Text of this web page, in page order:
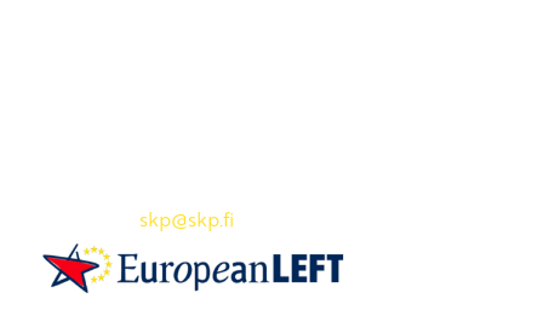
skp@skp.fi